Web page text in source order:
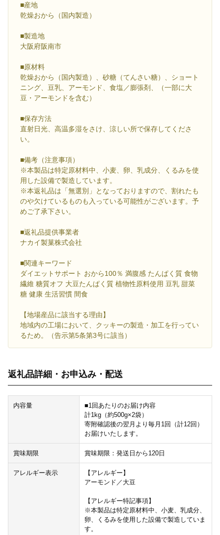
■産地
乾燥おから（国内製造）
■製造地
大阪府阪南市
■原材料
乾燥おから（国内製造）、砂糖（てんさい糖）、ショート
ニング、豆乳、アーモンド、食塩／膨張剤、（一部に大
豆・アーモンドを含む）
■保存方法
直射日光、高温多湿をさけ、涼しい所で保存してくださ
い。
■備考（注意事項）
※本製品は特定原材料中、小麦、卵、乳成分、くるみを使
用した設備で製造しています。
※本返礼品は「無選別」となっておりますので、割れたも
のや欠けているものも入っている可能性がございます。予
めご了承下さい。
■返礼品提供事業者
ナカイ製菓株式会社
■関連キーワード
ダイエットサポート おから100％ 満腹感 たんぱく質 食物
繊維 糖質オフ 大豆たんぱく質 植物性原料使用 豆乳 甜菜
糖 健康 生活習慣 間食
【地場産品に該当する理由】
地域内の工場において、クッキーの製造・加工を行ってい
るため。（告示第5条第3号に該当）
返礼品詳細・お申込み・配送
内容量
■1回あたりのお届け内容
計1kg（約500g×2袋）
寄附確認後の翌月より毎月1回（計12回）
お届けいたします。
賞味期限 賞味期限：発送日から120日
アレルギー表示
【アレルギー】
アーモンド／大豆
【アレルギー特記事項】
※本製品は特定原材料中、小麦、乳成分、
卵、くるみを使用した設備で製造していま
す。